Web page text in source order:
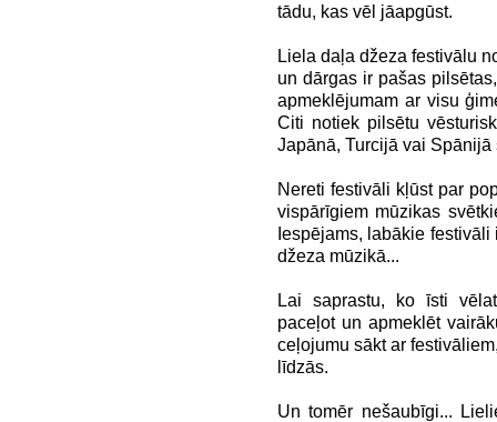
tādu, kas vēl jāapgūst.
Liela daļa džeza festivālu
un dārgas ir pašas
apmeklējumam ar visu
Citi notiek pilsētu
Japānā, Turcijā vai
Nereti festivāli kļūst par
vispārīgiem mūzikas
Iespējams, labākie
džeza mūzikā...
Lai saprastu, ko īsti
paceļot un apmeklēt
ceļojumu sākt ar
līdzās.
Un tomēr nešaubīgi...